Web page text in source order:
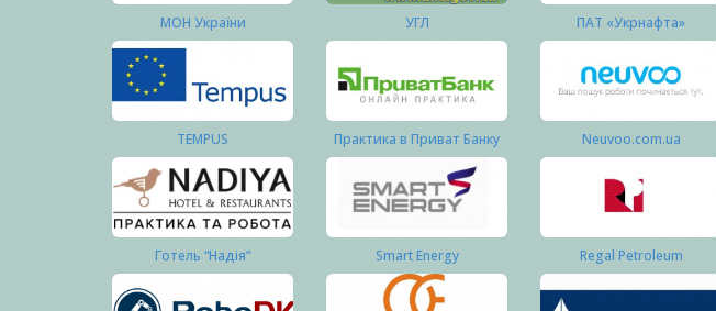
МОН України УГЛ ПАТ «Укрнафта»
TEMPUS Практика в Приват Банку Neuvoo.com.ua
Готель “Надія” Smart Energy Regal Petroleum